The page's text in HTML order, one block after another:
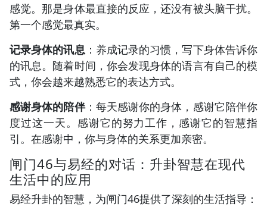
感觉。那是身体最直接的反应，还没有被头脑干扰。
第一个感觉最真实。
记录身体的讯息：养成记录的习惯，写下身体告诉你
的讯息。随着时间，你会发现身体的语言有自己的模
式，你会越来越熟悉它的表达方式。
感谢身体的陪伴：每天感谢你的身体，感谢它陪伴你
度过这一天。感谢它的努力工作，感谢它的智慧指
引。在感谢中，你与身体的关系更加亲密。
闸门46与易经的对话：升卦智慧在现代
生活中的应用
易经升卦的智慧，为闸门46提供了深刻的生活指导：